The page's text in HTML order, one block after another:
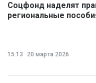
Соцфонд наделят
региональные
15:13 20 марта 2026